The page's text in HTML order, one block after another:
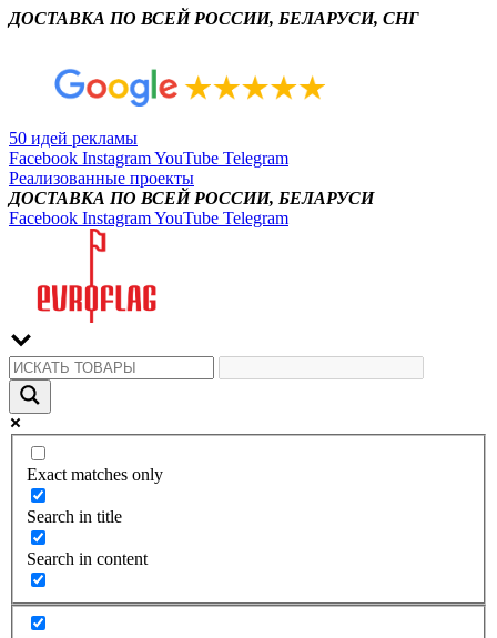
ДОСТАВКА ПО ВСЕЙ РОССИИ, БЕЛАРУСИ, СНГ
50 идей рекламы
Facebook InstagramYouTube Telegram
Реализованные проекты
ДОСТАВКА ПО ВСЕЙ РОССИИ, БЕЛАРУСИ
Facebook InstagramYouTube Telegram
Exact matches only
Search in title
Search in content